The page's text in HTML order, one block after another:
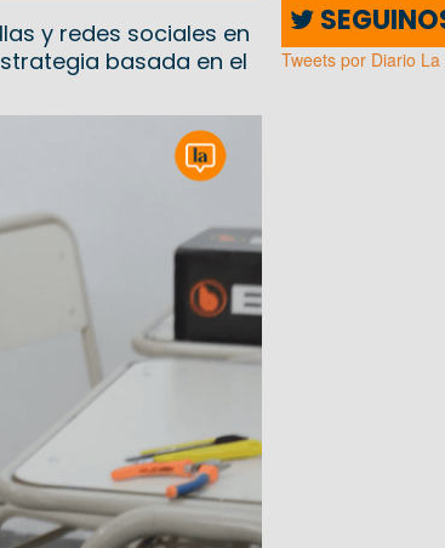
y redes sociales en
basada en el
Tweets por Diario